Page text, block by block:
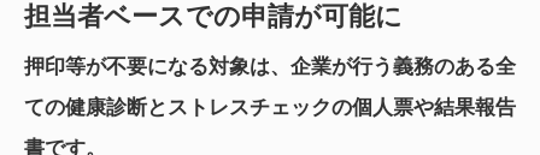
担当者ベースでの申請が可能に
押印等が不要になる対象は、企業が行う義務のある全
ての健康診断とストレスチェックの個人票や結果報告
書です。